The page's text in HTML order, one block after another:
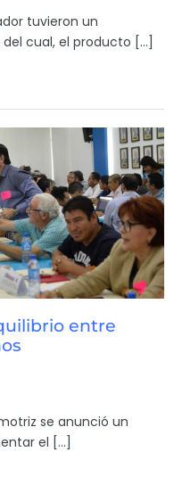
tuvieron un
cual, el producto […]
entre
se anunció un
el […]